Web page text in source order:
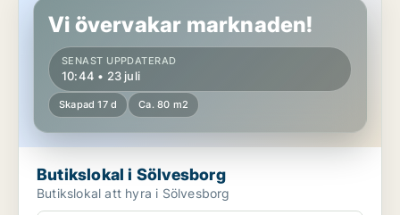
Vi övervakar marknaden!
SENAST UPPDATERAD
10:44 • 23 juli
Skapad 17 d Ca. 80 m2
Butikslokal i Sölvesborg
Butikslokal att hyra i Sölvesborg